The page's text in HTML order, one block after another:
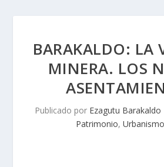
BARAKALDO: LA
MINERA. LOS
Publicado por Ezagutu Barakaldo
Patrimonio, Urbanismo